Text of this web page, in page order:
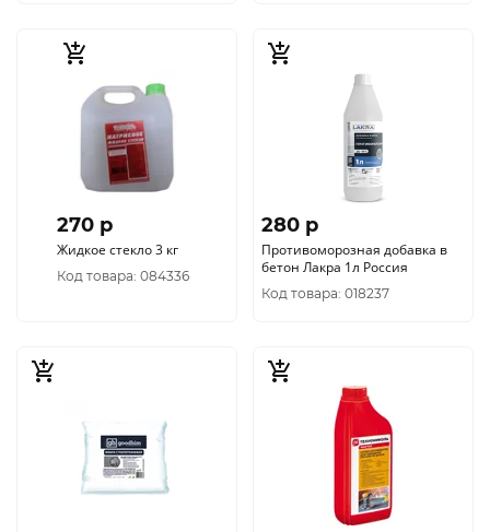
270 p
Жидкое стекло 3 кг
Код товара: 084336
280 p
Противоморозная добавка в
бетон Лакра 1л Россия
Код товара: 018237